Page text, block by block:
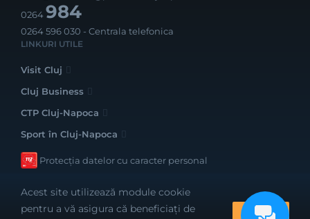
0264984
0264 596 030 - Centrala telefonica
LINKURI UTILE
Visit Cluj
Cluj Business
CTP Cluj-Napoca
Sport în Cluj-Napoca
Protecția datelor cu caracter personal
Acest site utilizează module cookie
pentru a vă asigura că beneficiați de